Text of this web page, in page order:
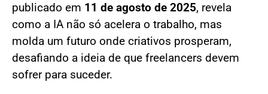
publicado em 11 de agosto de 2025, revela
como a IA não só acelera o trabalho, mas
molda um futuro onde criativos prosperam,
desafiando a ideia de que freelancers devem
sofrer para suceder.